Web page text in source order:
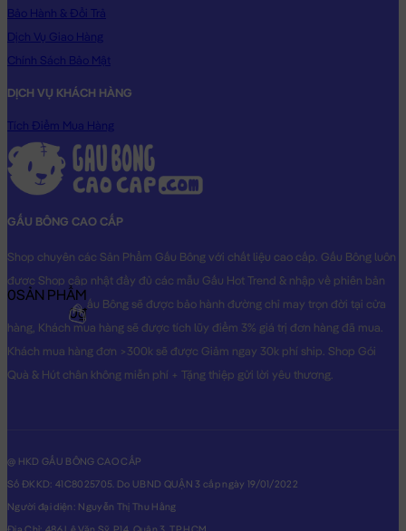
Bảo Hành & Đổi Trả
Dịch Vụ Giao Hàng
Chính Sách Bảo Mật
DỊCH VỤ KHÁCH HÀNG
Tích Điểm Mua Hàng
GẤU BÔNG CAO CẤP
Shop chuyên các Sản Phẩm Gấu Bông với chất liệu cao cấp. Gấu Bông luôn
được Shop cập nhật đầy đủ các mẫu Gấu Hot Trend & nhập về phiên bản
Original nhất. Gấu Bông sẽ được bảo hành đường chỉ may trọn đời tại cửa
hàng, Khách mua hàng sẽ được tích lũy điểm 3% giá trị đơn hàng đã mua.
Khách mua hàng đơn >300k sẽ được Giảm ngay 30k phí ship. Shop Gói
Quà & Hút chân không miễn phí + Tặng thiệp gửi lời yêu thương.
@ HKD GẤU BÔNG CAO CẤP
Số ĐKKD: 41C8025705. Do UBND QUẬN 3 cấp ngày 19/01/2022
Người đại diện: Nguyễn Thị Thu Hằng
0SẢN PHẨM
0₫